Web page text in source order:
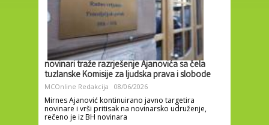
novinari traže razrješenje Ajanovića sa čela
tuzlanske Komisije za ljudska prava i slobode
MCOnline Redakcija 08/06/2026
Mirnes Ajanović kontinuirano javno targetira
novinare i vrši pritisak na novinarsko udruženje,
rečeno je iz BH novinara